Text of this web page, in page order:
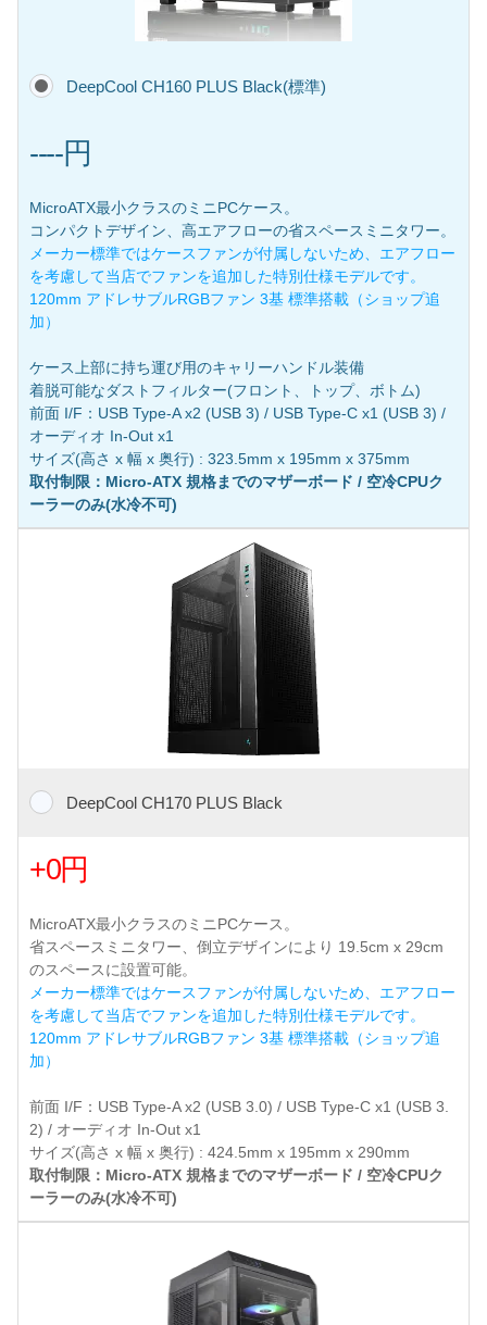
DeepCool CH160 PLUS Black(標準)
----円
MicroATX最小クラスのミニPCケース。
コンパクトデザイン、高エアフローの省スペースミニタワー。
メーカー標準ではケースファンが付属しないため、エアフロー
を考慮して当店でファンを追加した特別仕様モデルです。
120mm アドレサブルRGBファン 3基 標準搭載（ショップ追
加）
ケース上部に持ち運び用のキャリーハンドル装備
着脱可能なダストフィルター(フロント、トップ、ボトム)
前面 I/F：USB Type-A x2 (USB 3) / USB Type-C x1 (USB 3) /
オーディオ In-Out x1
サイズ(高さ x 幅 x 奥行) : 323.5mm x 195mm x 375mm
取付制限：Micro-ATX 規格までのマザーボード / 空冷CPUク
ーラーのみ(水冷不可)
DeepCool CH170 PLUS Black
+0円
MicroATX最小クラスのミニPCケース。
省スペースミニタワー、倒立デザインにより 19.5cm x 29cm
のスペースに設置可能。
メーカー標準ではケースファンが付属しないため、エアフロー
を考慮して当店でファンを追加した特別仕様モデルです。
120mm アドレサブルRGBファン 3基 標準搭載（ショップ追
加）
前面 I/F：USB Type-A x2 (USB 3.0) / USB Type-C x1 (USB 3.
2) / オーディオ In-Out x1
サイズ(高さ x 幅 x 奥行) : 424.5mm x 195mm x 290mm
取付制限：Micro-ATX 規格までのマザーボード / 空冷CPUク
ーラーのみ(水冷不可)